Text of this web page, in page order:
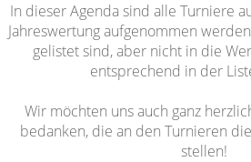
In dieser Agenda sind alle Turniere
Jahreswertung aufgenommen
gelistet sind, aber nicht in die
entsprechend in der
Wir möchten uns auch ganz
bedanken, die an den Turnieren
stellen!